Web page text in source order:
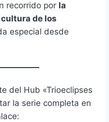
recorrido por la
de los
especial desde
del Hub «Trioeclipses
la serie completa en